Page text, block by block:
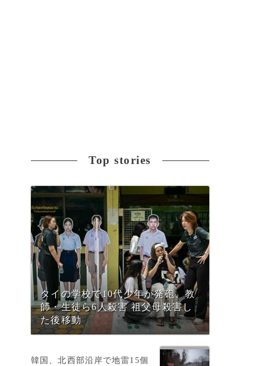
Top stories
タイの学校で10代少年が発砲、教
師・生徒ら6人殺害 祖父母殺害し
た後移動
韓国、北西部沿岸で地雷15個